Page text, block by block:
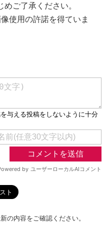
ご了承ください。
使用の許諾を得ていま
の内容をご確認ください。